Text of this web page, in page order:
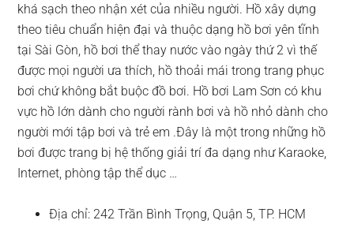
khá sạch theo nhận xét của nhiều người. Hồ xây dựng
theo tiêu chuẩn hiện đại và thuộc dạng hồ bơi yên tĩnh
tại Sài Gòn, hồ bơi thể thay nước vào ngày thứ 2 vì thế
được mọi người ưa thích, hồ thoải mái trong trang phục
bơi chứ không bắt buộc đồ bơi. Hồ bơi Lam Sơn có khu
vực hồ lớn dành cho người rành bơi và hồ nhỏ dành cho
người mới tập bơi và trẻ em .Đây là một trong những hồ
bơi được trang bị hệ thống giải trí đa dạng như Karaoke,
Internet, phòng tập thể dục …
Địa chỉ: 242 Trần Bình Trọng, Quận 5, TP. HCM